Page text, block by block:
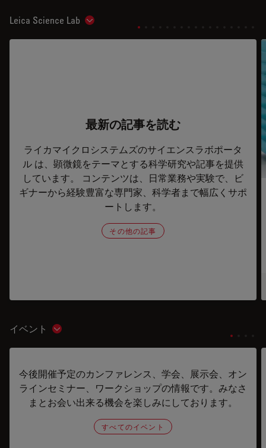
Leica Science Lab Show subnavigation
最新の記事を読む
ライカマイクロシステムズのサイエンスラボポータ
ル は、顕微鏡をテーマとする科学研究や記事を提供
しています。 コンテンツは、日常業務や実験で、ビ
ギナーから経験豊富な専門家、科学者まで幅広くサポ
ートします。
その他の記事
イベント Show subnavigation
今後開催予定のカンファレンス、学会、展示会、オン
ラインセミナー、ワークショップの情報です。みなさ
まとお会い出来る機会を楽しみにしております。
すべてのイベント